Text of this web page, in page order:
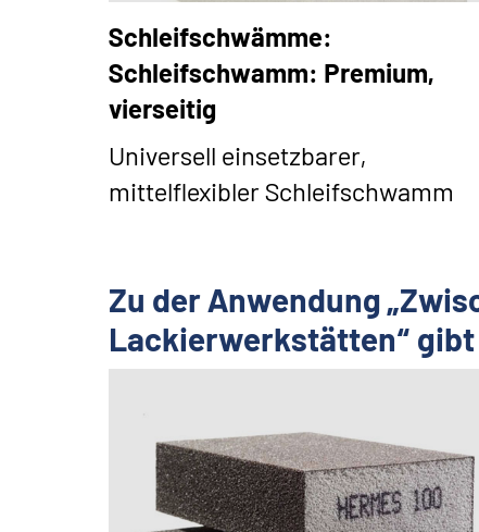
Schleifschwämme:
Schleifschwamm: Premium,
vierseitig
Universell einsetzbarer,
mittelflexibler Schleifschwamm
Zu der Anwendung
Lackierwerkstätten“ gibt